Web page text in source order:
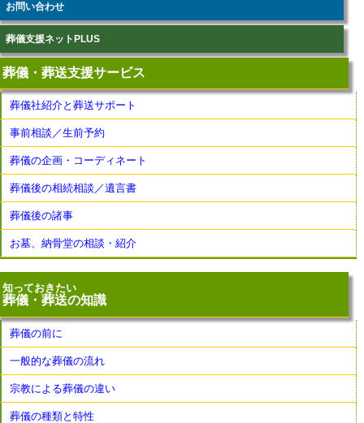
お問い合わせ
葬儀支援ネットPLUS
葬儀・葬送支援サービス
葬儀社紹介と葬送サポート
事前相談／生前予約
葬儀の企画・コーディネート
葬儀後の相続相談／遺言書
葬儀後の諸事
お墓、納骨堂の相談・紹介
知っておきたい
葬儀・葬送の知識
葬儀の前に
一般的な葬儀の流れ
宗教による葬儀の違い
葬儀の種類と特性